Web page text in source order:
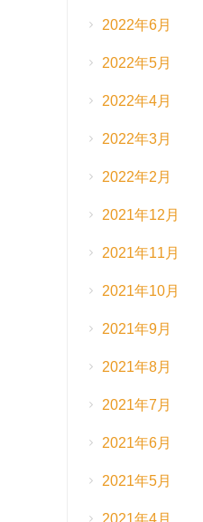
2022年6月
2022年5月
2022年4月
2022年3月
2022年2月
2021年12月
2021年11月
2021年10月
2021年9月
2021年8月
2021年7月
2021年6月
2021年5月
2021年4月